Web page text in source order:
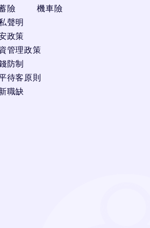
險
機車險
聲明
政策
管理政策
防制
待客原則
職缺